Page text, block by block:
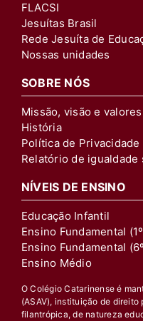
FLACSI
Jesuítas Brasil
Rede Jesuíta de
Nossas unidades
SOBRE NÓS
Missão, visão e valores
História
Política de Privacidade
Relatório de igualdade
NÍVEIS DE ENSINO
Educação Infantil
Ensino Fundamental
Ensino Fundamental
Ensino Médio
O Colégio Catarinense é
(ASAV), instituição de
filantrópica, de natureza